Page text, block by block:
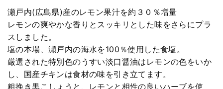
瀬戸内(広島県)産のレモン果汁を約３０％増量
レモンの爽やかな香りとスッキリとした味をさらにプラ
スしました。
塩の本場、瀬戸内の海水を100％使用した食塩。
厳選された特別色のうすい淡口醤油はレモンの色をいか
し、国産チキンは食材の味を引き立てます。
粗挽き黒こしょうと、レモンと相性の良いハーブを使